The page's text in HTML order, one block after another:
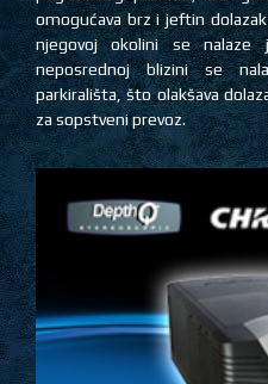
omogućava brz i jeftin
njegovoj okolini se nalaze
neposrednoj blizini se
parkirališta, što olakšava
za sopstveni prevoz.